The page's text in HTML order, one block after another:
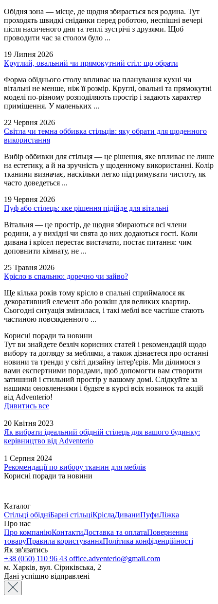
Обідня зона — місце, де щодня збирається вся родина. Тут
проходять швидкі сніданки перед роботою, неспішні вечері
після насиченого дня та теплі зустрічі з друзями. Щоб
проводити час за столом було ...
19 Липня 2026
Круглий, овальний чи прямокутний стіл: що обрати
Форма обіднього столу впливає на планування кухні чи
вітальні не менше, ніж її розмір. Круглі, овальні та прямокутні
моделі по-різному розподіляють простір і задають характер
приміщення. У маленьких ...
22 Червня 2026
Світла чи темна оббивка стільців: яку обрати для щоденного
використання
Вибір оббивки для стільця — це рішення, яке впливає не лише
на естетику, а й на зручність у щоденному використанні. Колір
тканини визначає, наскільки легко підтримувати чистоту, як
часто доведеться ...
19 Червня 2026
Пуф або стілець: яке рішення підійде для вітальні
Вітальня — це простір, де щодня збираються всі члени
родини, а у вихідні чи свята до них додаються гості. Коли
дивана і крісел перестає вистачати, постає питання: чим
доповнити кімнату, не ...
25 Травня 2026
Крісло в спальню: доречно чи зайво?
Ще кілька років тому крісло в спальні сприймалося як
декоративний елемент або розкіш для великих квартир.
Сьогодні ситуація змінилася, і такі меблі все частіше стають
частиною повсякденного ...
Корисні поради та новини
Тут ви знайдете безліч корисних статей і рекомендацій щодо
вибору та догляду за меблями, а також дізнаєтеся про останні
новини та тренди у світі дизайну інтер'єрів. Ми ділимося з
вами експертними порадами, щоб допомогти вам створити
затишний і стильний простір у вашому домі. Слідкуйте за
нашими оновленнями і будьте в курсі всіх новинок та акцій
від Adventerio!
Дивитись все
20 Квітня 2023
Як вибрати ідеальний обідній стілець для вашого будинку:
керівництво від Adventerio
1 Серпня 2024
Рекомендації по вибору тканин для меблів
Корисні поради та новини
Каталог
Стільці обідніБарні стільціКріслаДиваниПуфиЛіжка
Про нас
Про компаніюКонтактиДоставка та оплатаПовернення
товаруПравила користуванняПолітика конфіденційності
Як зв'язатись
+38 (050) 110 96 43 office.adventerio@gmail.com
м. Харків, вул. Сіриківська, 2
Дані успішно відправлені